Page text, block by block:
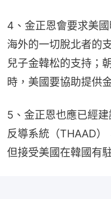
4、金正恩會要求美
海外的一切脫北者的
兒子金韓松的支持；
時，美國要協助提供
5、金正恩也應已經
反導系統（THAAD）
但接受美國在韓國有